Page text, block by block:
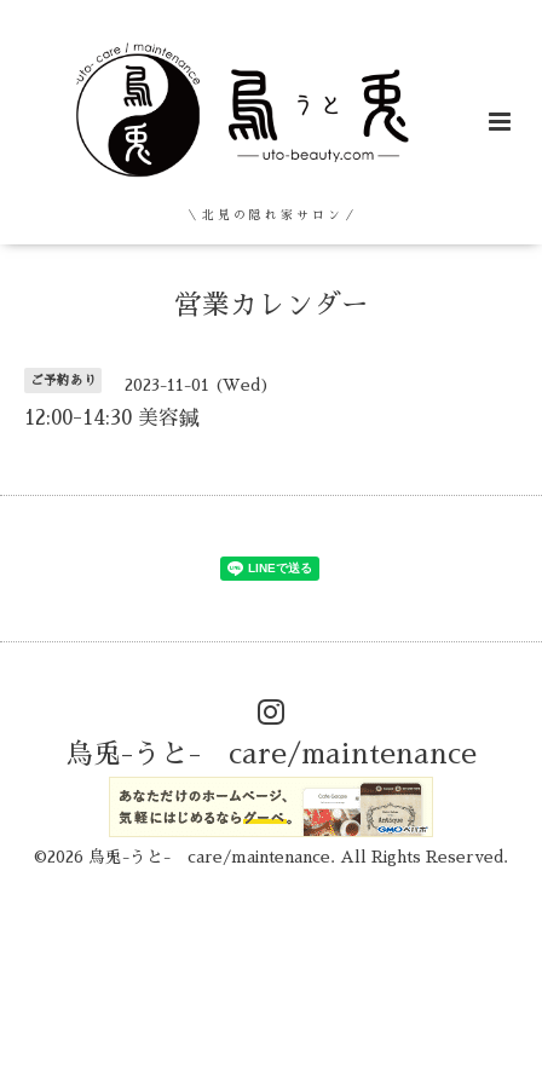
＼ 北 見 の 隠 れ 家 サ ロ ン ／
営業カレンダー
ご予約あり 2023-11-01 (Wed)
12:00-14:30 美容鍼
烏兎-うと- care/maintenance
©2026 烏兎-うと- care/maintenance . All Rights Reserved.